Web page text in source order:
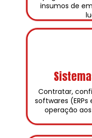
insumos de
Contratar,
softwares
operação